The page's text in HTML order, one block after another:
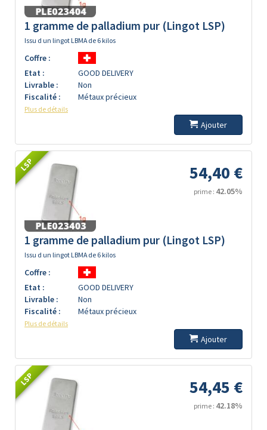
1 gramme de palladium pur (Lingot LSP)
Issu d un lingot LBMA de 6 kilos
Coffre :
Etat :
GOOD DELIVERY
Livrable :
Non
Fiscalité :
Métaux précieux
Plus de détails
Ajouter
LSP 54,40 €
prime : 42.05%
1 gramme de palladium pur (Lingot LSP)
Issu d un lingot LBMA de 6 kilos
Coffre :
Etat :
GOOD DELIVERY
Livrable :
Non
Fiscalité :
Métaux précieux
Plus de détails
Ajouter
LSP 54,45 €
prime : 42.18%